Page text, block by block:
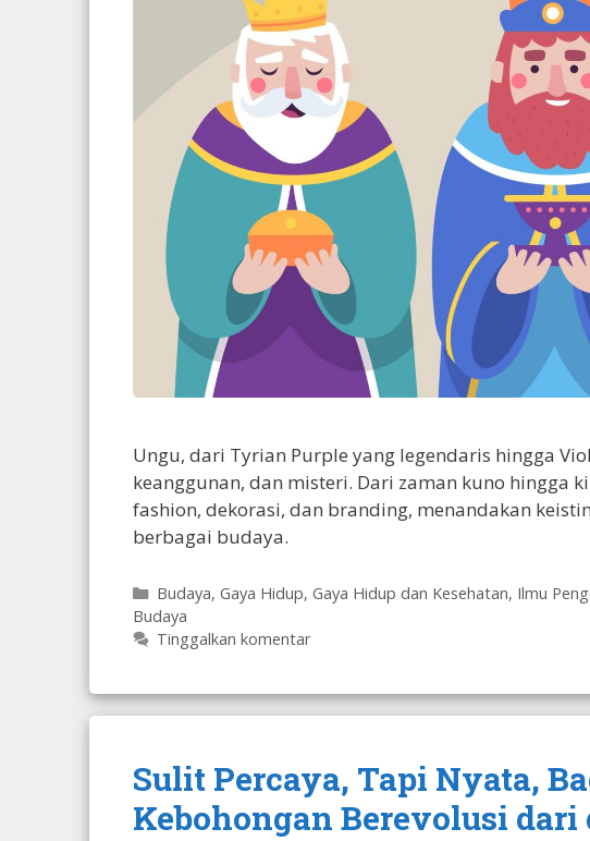
Ungu, dari Tyrian Purple yang legendaris hingga
keanggunan, dan misteri. Dari zaman kuno hingga
fashion, dekorasi, dan branding, menandakan
berbagai budaya.
Kategori
Budaya, Gaya Hidup, Gaya Hidup dan Kesehatan, Ilmu
Budaya
Tinggalkan komentar
Sulit Percaya, Tapi Nyata,
Kebohongan Berevolusi